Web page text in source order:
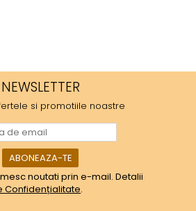
NEWSLETTER
si promotiile noastre
noutati prin e-mail. Detalii
Confidențialitate.